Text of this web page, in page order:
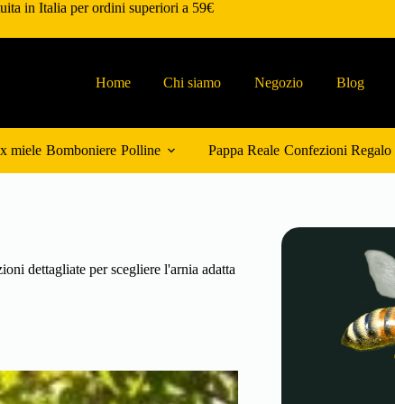
in Italia per ordini superiori a 59€
Home Chi siamo Negozio Blog
miele Bomboniere Polline Pappa Reale Confezioni Regalo
dettagliate per scegliere l'arnia adatta